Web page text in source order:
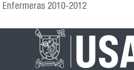
Enfermeras 2010-2012